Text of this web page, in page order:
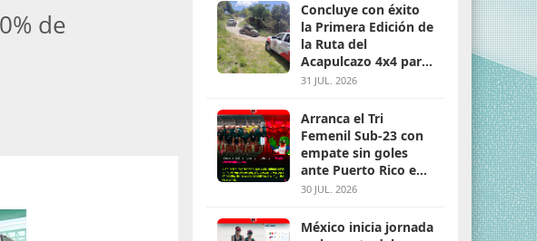
de
Concluye con éxito
la Primera Edición de
la Ruta del
Acapulcazo 4x4 para
parejas
31 JUL. 2026
Arranca el Tri
Femenil Sub-23 con
empate sin goles
ante Puerto Rico en
Santo Domingo 2026
30 JUL. 2026
México inicia jornada